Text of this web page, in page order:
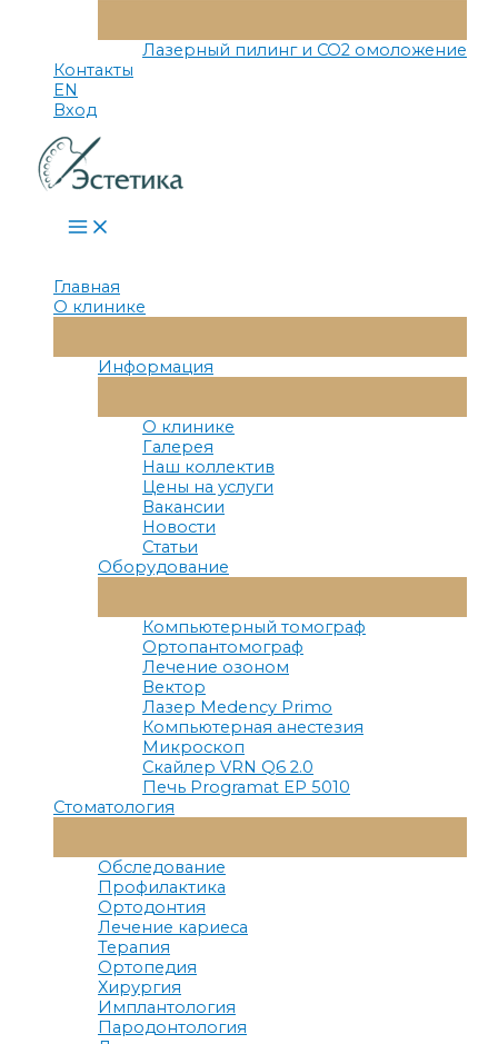
Меню
Лазерный пилинг и СО2 омоложение
Контакты
EN
Вход
Main
Menu
Главная
О клинике
Меню
Информация
Меню
О клинике
Галерея
Наш коллектив
Цены на услуги
Вакансии
Новости
Статьи
Оборудование
Меню
Компьютерный томограф
Ортопантомограф
Лечение озоном
Вектор
Лазер Medency Primo
Компьютерная анестезия
Микроскоп
Скайлер VRN Q6 2.0
Печь Programat EP 5010
Стоматология
Меню
Обследование
Профилактика
Ортодонтия
Лечение кариеса
Терапия
Ортопедия
Хирургия
Имплантология
Пародонтология